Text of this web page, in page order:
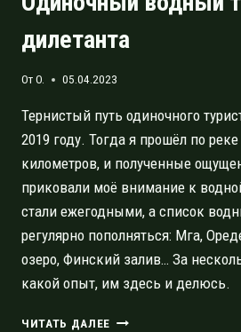
дилетанта
ОтO. 05.04.2023
Тернистый путь одиночного
2019 году. Тогда я прошёл по
километров, и полученные
приковали моё внимание к
стали ежегодными, а список
регулярно пополняться: Мга,
озеро, Финский залив… За
какой опыт, им здесь и делюсь.
ЧИТАТЬ ДАЛЕЕ ОДИНОЧНЫЙ